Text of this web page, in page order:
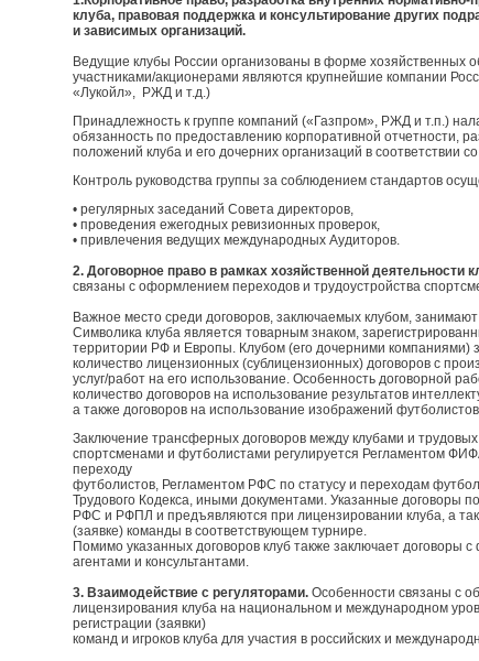
клуба, правовая поддержка и консультирование других
и зависимых организаций.
Ведущие клубы России организованы в форме хозяйственных
участниками/акционерами являются крупнейшие компании
«Лукойл», РЖД и т.д.)
Принадлежность к группе компаний («Газпром», РЖД и т.п.)
обязанность по предоставлению корпоративной отчетности,
положений клуба и его дочерних организаций в соответствии
Контроль руководства группы за соблюдением стандартов
• регулярных заседаний Совета директоров,
• проведения ежегодных ревизионных проверок,
• привлечения ведущих международных Аудиторов.
2. Договорное право в рамках хозяйственной деятельности
связаны с оформлением переходов и трудоустройства
Важное место среди договоров, заключаемых клубом,
Символика клуба является товарным знаком,
территории РФ и Европы. Клубом (его дочерними компаниями)
количество лицензионных (сублицензионных) договоров с
услуг/работ на его использование. Особенность договорной
количество договоров на использование результатов
а также договоров на использование изображений
Заключение трансферных договоров между клубами и трудовых
спортсменами и футболистами регулируется Регламентом
переходу
футболистов, Регламентом РФС по статусу и переходам
Трудового Кодекса, иными документами. Указанные договоры
РФС и РФПЛ и предъявляются при лицензировании клуба, а
(заявке) команды в соответствующем турнире.
Помимо указанных договоров клуб также заключает договоры
агентами и консультантами.
3. Взаимодействие с регуляторами. Особенности связаны с
лицензирования клуба на национальном и международном
регистрации (заявки)
команд и игроков клуба для участия в российских и